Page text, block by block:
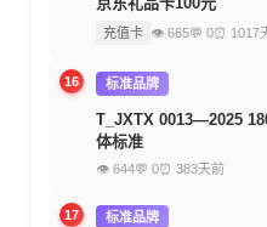
充值卡 👁 665💬 0⏰ 1017
16 标准品牌
T_JXTX 0013—2025
体标准
👁 644💬 0⏰ 383天前
17 标准品牌